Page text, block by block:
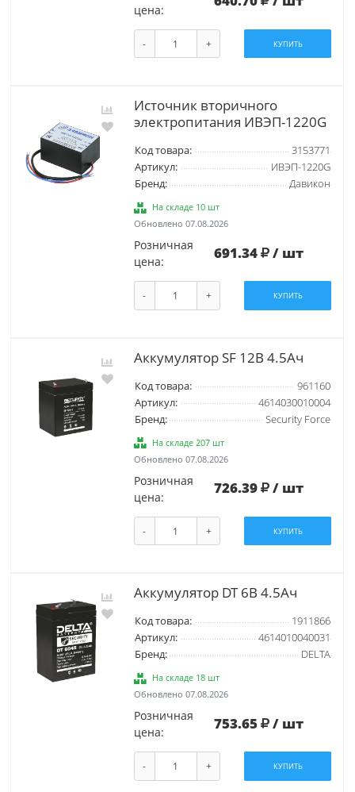
цена:
- + КУПИТЬ
Источник вторичного
электропитания ИВЭП-1220G
Код товара:
3153771
Артикул:
ИВЭП-1220G
Бренд:
Давикон
На складе 10 шт
Обновлено 07.08.2026
Розничная
цена:
691.34 / шт
- + КУПИТЬ
Аккумулятор SF 12В 4.5Ач
Код товара:
961160
Артикул:
4614030010004
Бренд:
Security Force
На складе 207 шт
Обновлено 07.08.2026
Розничная
цена:
726.39 / шт
- + КУПИТЬ
Аккумулятор DT 6В 4.5Ач
Код товара:
1911866
Артикул:
4614010040031
Бренд:
DELTA
На складе 18 шт
Обновлено 07.08.2026
Розничная
цена:
753.65 / шт
- + КУПИТЬ